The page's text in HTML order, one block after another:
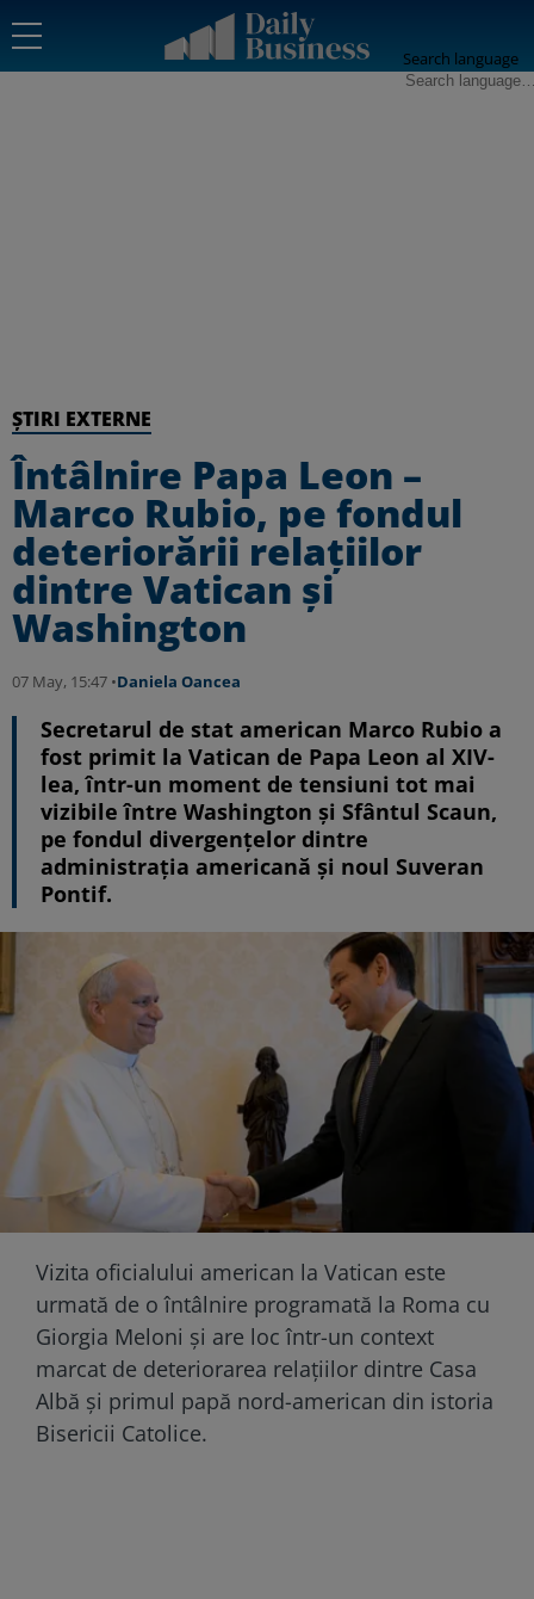
Search language
ȘTIRI EXTERNE
Întâlnire Papa Leon –
Marco Rubio, pe fondul
deteriorării relațiilor
dintre Vatican și
Washington
07 May, 15:47 •Daniela Oancea
Secretarul de stat american Marco Rubio a
fost primit la Vatican de Papa Leon al XIV-
lea, într-un moment de tensiuni tot mai
vizibile între Washington și Sfântul Scaun,
pe fondul divergențelor dintre
administrația americană și noul Suveran
Pontif.
Vizita oficialului american la Vatican este
urmată de o întâlnire programată la Roma cu
Giorgia Meloni și are loc într-un context
marcat de deteriorarea relațiilor dintre Casa
Albă și primul papă nord-american din istoria
Bisericii Catolice.